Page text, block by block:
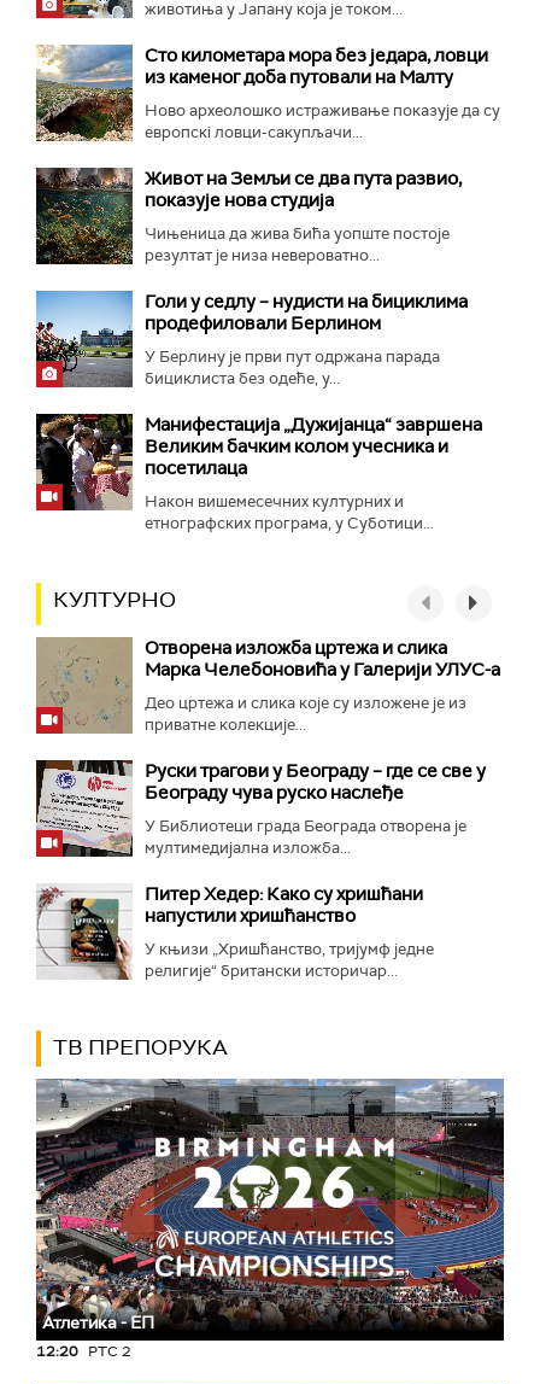
животиња у Јапану која је током...
Сто километара мора без једара, ловци
из каменог доба путовали на Малту
Ново археолошко истраживање показује да су
европскi ловци-сакупљачи...
Живот на Земљи се два пута развио,
показује нова студија
Чињеница да жива бића уопште постоје
резултат је низа невероватно...
Голи у седлу – нудисти на бициклима
продефиловали Берлином
У Берлину је први пут одржана парада
бициклиста без одеће, у...
Манифестација „Дужијанца“ завршена
Великим бачким колом учесника и
посетилаца
Након вишемесечних културних и
етнографских програма, у Суботици...
КУЛТУРНО
Отворена изложба цртежа и слика
Марка Челебоновића у Галерији УЛУС-а
Део цртежа и слика које су изложене је из
приватне колекције...
Руски трагови у Београду – где се све у
Београду чува руско наслеђе
У Библиотеци града Београда отворена је
мултимедијална изложба...
Питер Хедер: Како су хришћани
напустили хришћанство
У књизи „Хришћанство, тријумф једне
религије“ британски историчар...
ТВ ПРЕПОРУКА
Атлетика - ЕП
12:20 РТС 2